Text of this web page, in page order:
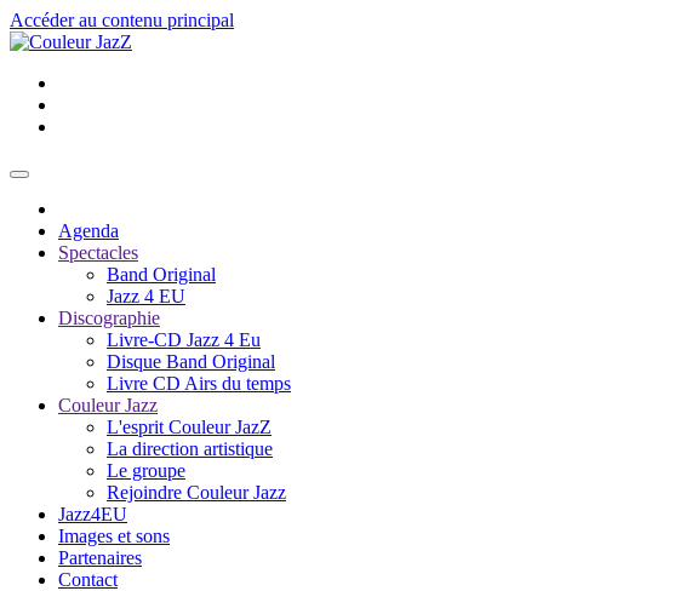
Accéder au contenu principal
Agenda
Spectacles
Band Original
Jazz 4 EU
Discographie
Livre-CD Jazz 4 Eu
Disque Band Original
Livre CD Airs du temps
Couleur Jazz
L'esprit Couleur JazZ
La direction artistique
Le groupe
Rejoindre Couleur Jazz
Jazz4EU
Images et sons
Partenaires
Contact